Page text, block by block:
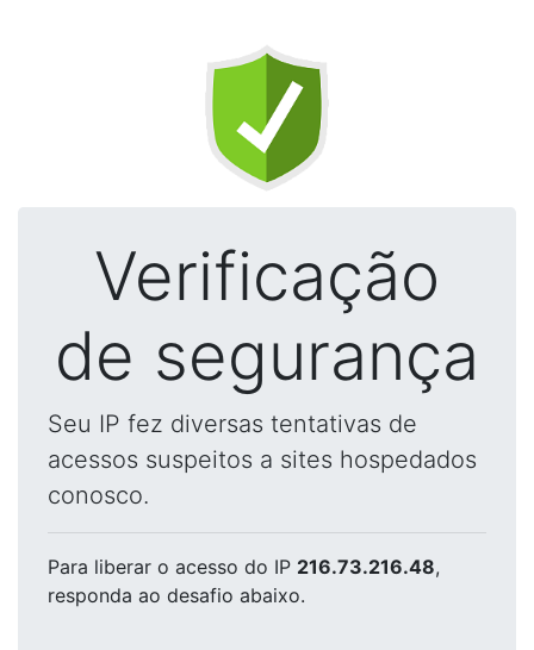
Verificação
de segurança
Seu IP fez diversas tentativas de
acessos suspeitos a sites hospedados
conosco.
Para liberar o acesso do IP 216.73.216.48,
responda ao desafio abaixo.